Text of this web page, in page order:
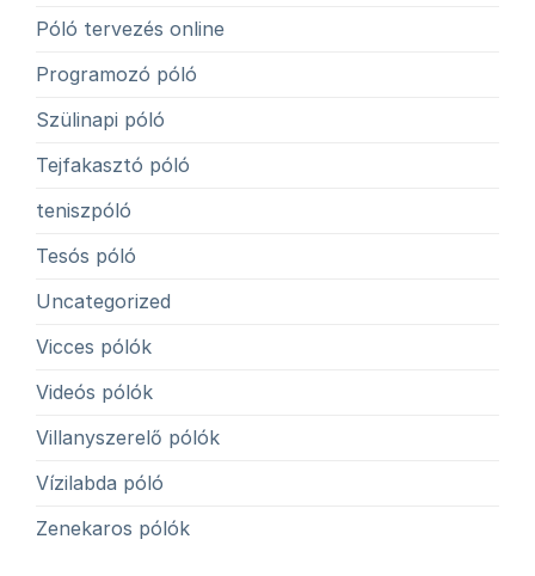
Póló tervezés online
Programozó póló
Szülinapi póló
Tejfakasztó póló
teniszpóló
Tesós póló
Uncategorized
Vicces pólók
Videós pólók
Villanyszerelő pólók
Vízilabda póló
Zenekaros pólók